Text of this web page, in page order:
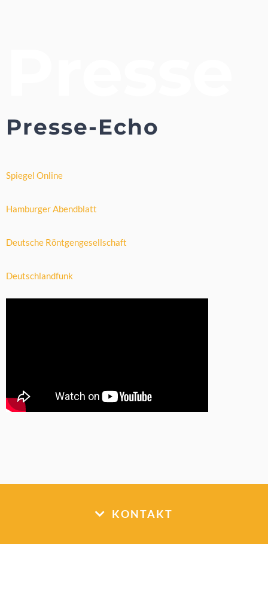
Presse-Echo
Spiegel Online
Hamburger Abendblatt
Deutsche Röntgengesellschaft
Deutschlandfunk
KONTAKT